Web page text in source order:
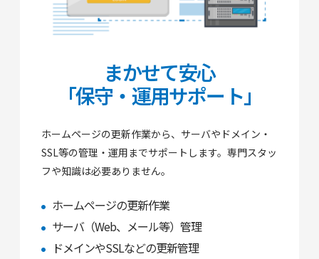
まかせて安心
「保守・運用サポート」
ホームページの更新作業から、サーバやドメイン・
SSL等の管理・運用までサポートします。専門スタッ
フや知識は必要ありません。
ホームページの更新作業
サーバ（Web、メール等）管理
ドメインやSSLなどの更新管理